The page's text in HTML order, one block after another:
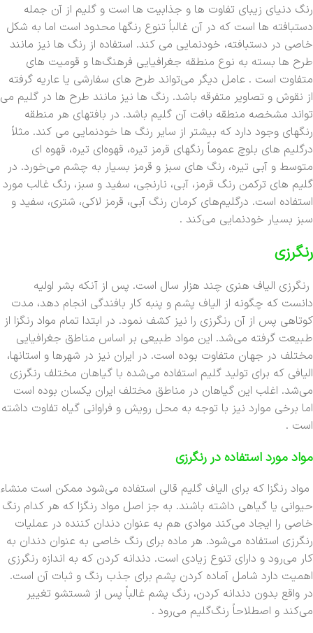
رنگ دنیای زیبای تفاوت ها و جذابیت ها است و گلیم از آن جمله
دستبافته ها است که در آن غالباً تنوع رنگها محدود است اما به شکل
خاصی در دستبافته، خودنمایی می کند. استفاده از رنگ ها نیز مانند
طرح ها بسته به نوع منطقه جغرافیایی فرهنگ‌ها و قومیت های
متفاوت است . عامل دیگر می‌تواند طرح های سفارشی یا عاریه گرفته
از نقوش و تصاویر متفرقه باشد. رنگ ها نیز مانند طرح ها در گلیم می
تواند مشخصه منطقه بافت آن گلیم باشد. در بافتهای هر منطقه
رنگهای وجود دارد که بیشتر از سایر رنگ ها خودنمایی می کند. مثلاً
درگلیم های بلوچ عموماً رنگهای قرمز تیره، قهوه‌ای تیره، قهوه ای
متوسط و آبی تیره، رنگ های سبز و قرمز بسیار به چشم می‌خورد. در
گلیم های ترکمن رنگ قرمز، آبی، نارنجی، سفید و سبز، رنگ غالب مورد
استفاده است. درگلیم‌های کرمان رنگ آبی، قرمز لاکی، شتری، سفید و
سبز بسیار خودنمایی می‌کند .
رنگرزی
رنگرزی الیاف هنری چند هزار سال است. پس از آنکه بشر اولیه
دانست که چگونه از الیاف پشم و پنبه کار بافندگی انجام دهد، مدت
کوتاهی پس از آن رنگرزی را نیز کشف نمود. در ابتدا تمام مواد رنگزا از
طبیعت گرفته می‌شد. این مواد طبیعی بر اساس مناطق جغرافیایی
مختلف در جهان متفاوت بوده است. در ایران نیز در شهرها و استانها،
الیافی که برای تولید گلیم استفاده می‌شده با گیاهان مختلف رنگرزی
می‌شد. اغلب این گیاهان در مناطق مختلف ایران یکسان بوده است
اما برخی موارد نیز با توجه به محل رویش و فراوانی گیاه تفاوت داشته
است .
مواد مورد استفاده در رنگرزی
مواد رنگزا که برای الیاف گلیم قالی استفاده می‌شود ممکن است منشاء
حیوانی یا گیاهی داشته باشند. به جز اصل مواد رنگزا که هر کدام رنگ
خاصی را ایجاد می‌کند موادی هم به عنوان دندان کننده در عملیات
رنگرزی استفاده می‌شود. هر ماده برای رنگ خاصی به عنوان دندان به
کار می‌رود و دارای تنوع زیادی است. دندانه کردن که به اندازه رنگرزی
اهمیت دارد شامل آماده کردن پشم برای جذب رنگ و ثبات آن است.
در واقع بدون دندانه کردن، رنگ پشم غالباً پس از شستشو تغییر
می‌کند و اصطلاحاً رنگ‌گلیم می‌رود .